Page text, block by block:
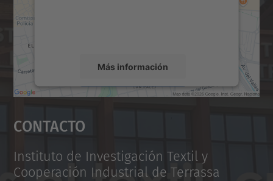
Más información
Aceptar
powered by
Contacto
Instituto de Investigación Textil y
Cooperación Industrial de Terrassa